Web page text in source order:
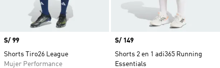
Precio
S/ 99
Shorts Tiro26 League
Mujer Performance
Precio
S/ 149
Shorts 2 en 1 adi365 Running
Essentials